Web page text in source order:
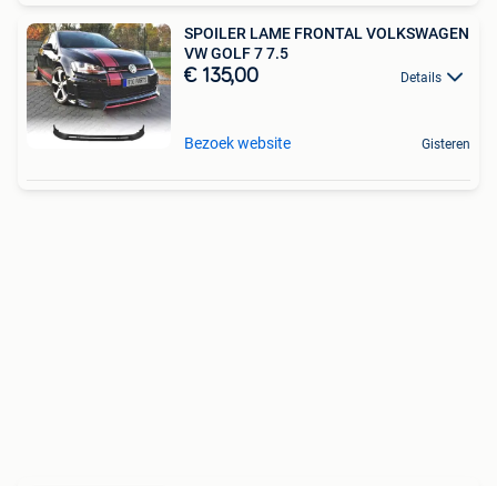
SPOILER LAME FRONTAL VOLKSWAGEN
VW GOLF 7 7.5
€ 135,00 Details
Bezoek website Gisteren